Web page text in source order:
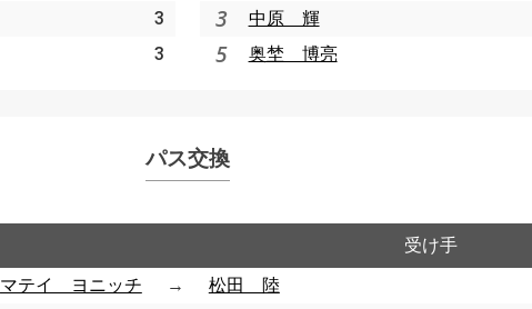
3
3
3 中原 輝
5 奥埜 博亮
パス交換
受け手
マテイ ヨニッチ → 松田 陸